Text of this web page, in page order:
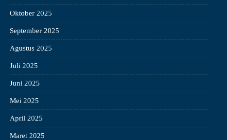
Oktober 2025
September 2025
Agustus 2025
Juli 2025
Juni 2025
Mei 2025
April 2025
Maret 2025